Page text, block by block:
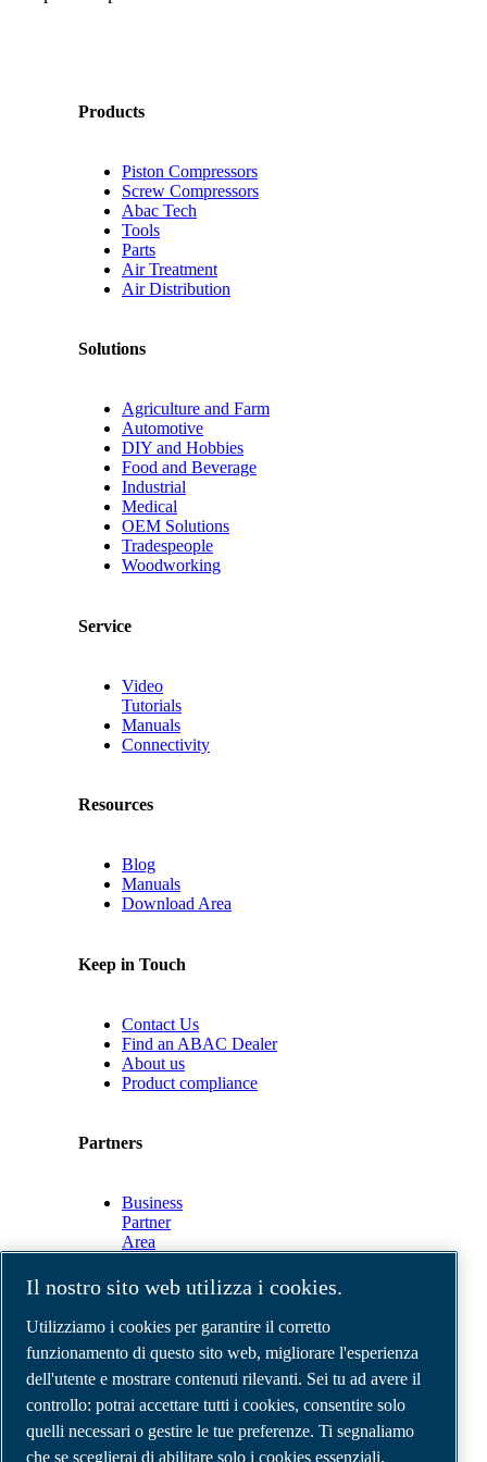
Products
Piston Compressors
Screw Compressors
Abac Tech
Tools
Parts
Air Treatment
Air Distribution
Solutions
Agriculture and Farm
Automotive
DIY and Hobbies
Food and Beverage
Industrial
Medical
OEM Solutions
Tradespeople
Woodworking
Service
Video
Tutorials
Manuals
Connectivity
Resources
Blog
Manuals
Download Area
Keep in Touch
Contact Us
Find an ABAC Dealer
About us
Product compliance
Partners
Business
Partner
Area
Connect
2.0
Business
ABAC
Media
Gallery
©2026 Compressori d'aria ABAC
Note legali e privacy
Il nostro sito web utilizza i cookies.
Utilizziamo i cookies per garantire il corretto
funzionamento di questo sito web, migliorare l'esperienza
dell'utente e mostrare contenuti rilevanti. Sei tu ad avere il
controllo: potrai accettare tutti i cookies, consentire solo
quelli necessari o gestire le tue preferenze. Ti segnaliamo
che se sceglierai di abilitare solo i cookies essenziali,